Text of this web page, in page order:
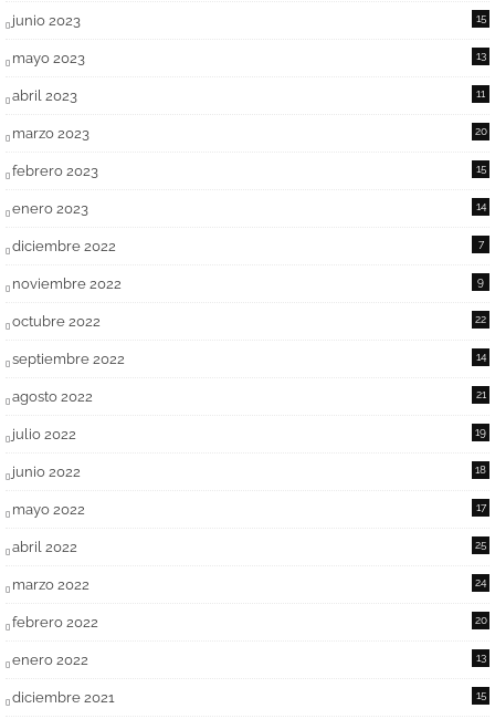
junio 2023 15
mayo 2023 13
abril 2023 11
marzo 2023 20
febrero 2023 15
enero 2023 14
diciembre 2022 7
noviembre 2022 9
octubre 2022 22
septiembre 2022 14
agosto 2022 21
julio 2022 19
junio 2022 18
mayo 2022 17
abril 2022 25
marzo 2022 24
febrero 2022 20
enero 2022 13
diciembre 2021 15